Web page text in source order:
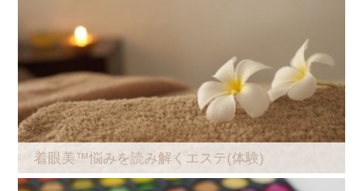
着眼美™悩みを読み解くエステ(体験)